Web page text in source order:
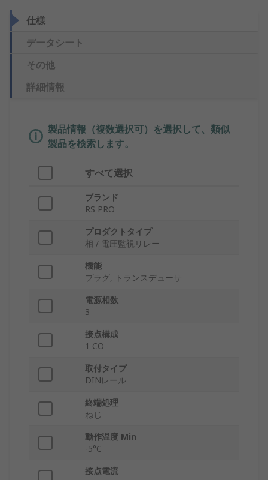
仕様
データシート
その他
詳細情報
製品情報（複数選択可）を選択して、類似
製品を検索します。
すべて選択
ブランド
RS PRO
プロダクトタイプ
相 / 電圧監視リレー
機能
プラグ, トランスデューサ
電源相数
3
接点構成
1 CO
取付タイプ
DINレール
終端処理
ねじ
動作温度 Min
-5°C
接点電流